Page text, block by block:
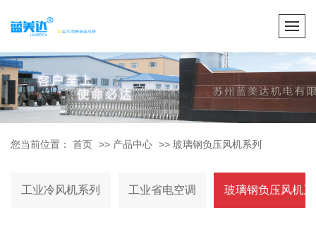
您当前位置： 首页 >> 产品中心 >> 玻璃钢负压风机系列
工业冷风机系列 工业省电空调 玻璃钢负压风机